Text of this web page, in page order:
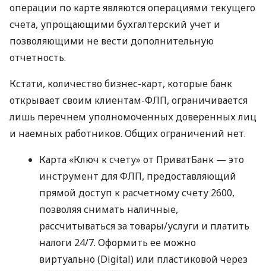
операции по карте являются операциями текущего
счета, упрощающими бухгалтерский учет и
позволяющими не вести дополнительную
отчетность.
Кстати, количество бизнес-карт, которые банк
открывает своим клиентам-ФЛП, ограничивается
лишь перечнем уполномоченных доверенных лиц
и наемных работников. Общих ограничений нет.
Карта «Ключ к счету» от ПриватБанк — это
инструмент для ФЛП, предоставляющий
прямой доступ к расчетному счету 2600,
позволяя снимать наличные,
рассчитываться за товары/услуги и платить
налоги 24/7. Оформить ее можно
виртуально (Digital) или пластиковой через